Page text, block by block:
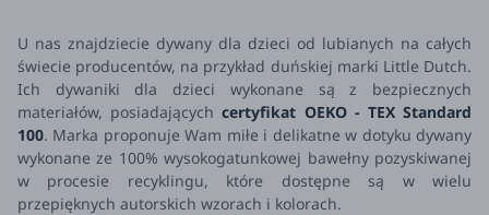
U nas znajdziecie dywany dla dzieci od lubianych na całych
świecie producentów, na przykład duńskiej marki Little Dutch.
Ich dywaniki dla dzieci wykonane są z bezpiecznych
materiałów, posiadającychcertyfikat OEKO - TEX Standard
100. Marka proponuje Wam miłe i delikatne w dotyku dywany
wykonane ze 100% wysokogatunkowej bawełny pozyskiwanej
w procesie recyklingu, które dostępne są w wielu
przepięknych autorskich wzorach i kolorach.